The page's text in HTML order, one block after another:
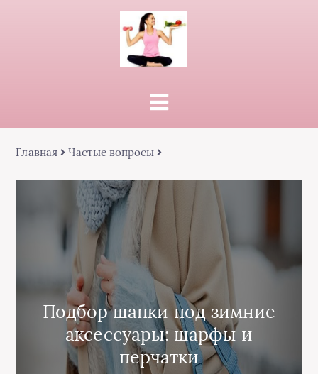
Главная Частые вопросы
Подбор шапки под зимние
аксессуары: шарфы и
перчатки